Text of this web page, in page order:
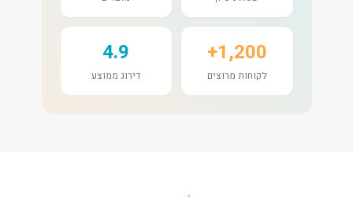
1,200+
לקוחות מרוצים
4.9
דירוג ממוצע